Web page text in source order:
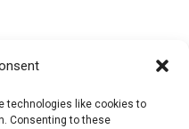
technologies like cookies to
Consenting to these